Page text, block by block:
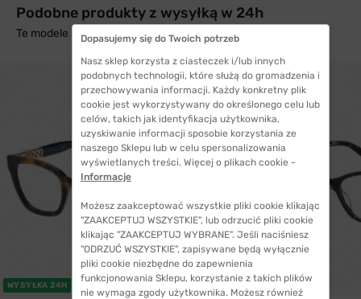
Podobne produkty z wysyłką w 24h
Te modele mogą Cię zainteresować
WYSYŁKA 24H WYSYŁKA 24H
Dopasujemy się do Twoich potrzeb
Nasz sklep korzysta z ciasteczek i/lub innych
podobnych technologii, które służą do gromadzenia i
przechowywania informacji. Każdy konkretny plik
cookie jest wykorzystywany do określonego celu lub
celów, takich jak identyfikacja użytkownika,
uzyskiwanie informacji sposobie korzystania ze
naszego Sklepu lub w celu spersonalizowania
wyświetlanych treści. Więcej o plikach cookie -
Informacje
Możesz zaakceptować wszystkie pliki cookie klikając
"ZAAKCEPTUJ WSZYSTKIE", lub odrzucić pliki cookie
klikając "ZAAKCEPTUJ WYBRANE". Jeśli naciśniesz
"ODRZUĆ WSZYSTKIE", zapisywane będą wyłącznie
pliki cookie niezbędne do zapewnienia
funkcjonowania Sklepu, korzystanie z takich plików
nie wymaga zgody użytkownika. Możesz również